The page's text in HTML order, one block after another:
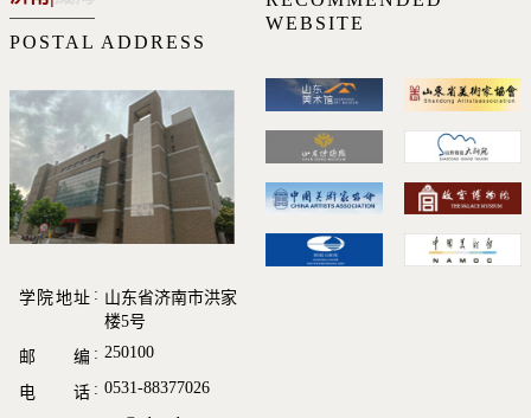
POSTAL ADDRESS
学院地址
山东省济南市洪家
楼5号
邮 编
250100
电 话
0531-88377026
WEBSITE